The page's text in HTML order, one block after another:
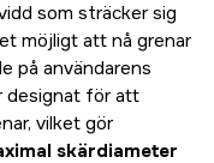
som sträcker sig
möjligt att nå grenar
på användarens
designat för att
vilket gör
skärdiameter